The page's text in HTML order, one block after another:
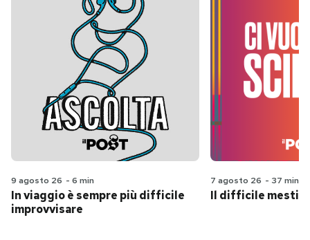
9 agosto 26 - 6 min
In viaggio è sempre più difficile
improvvisare
7 agosto 26 - 37 min
Il difficile